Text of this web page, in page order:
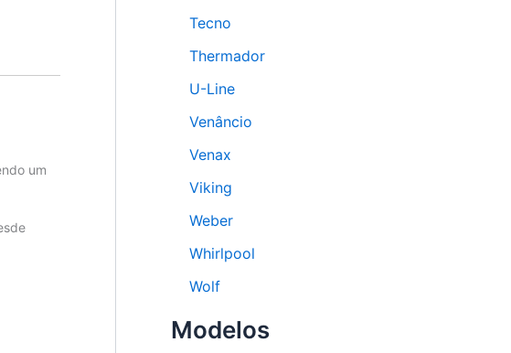
um
Tecno
Thermador
U-Line
Venâncio
Venax
Viking
Weber
Whirlpool
Wolf
Modelos